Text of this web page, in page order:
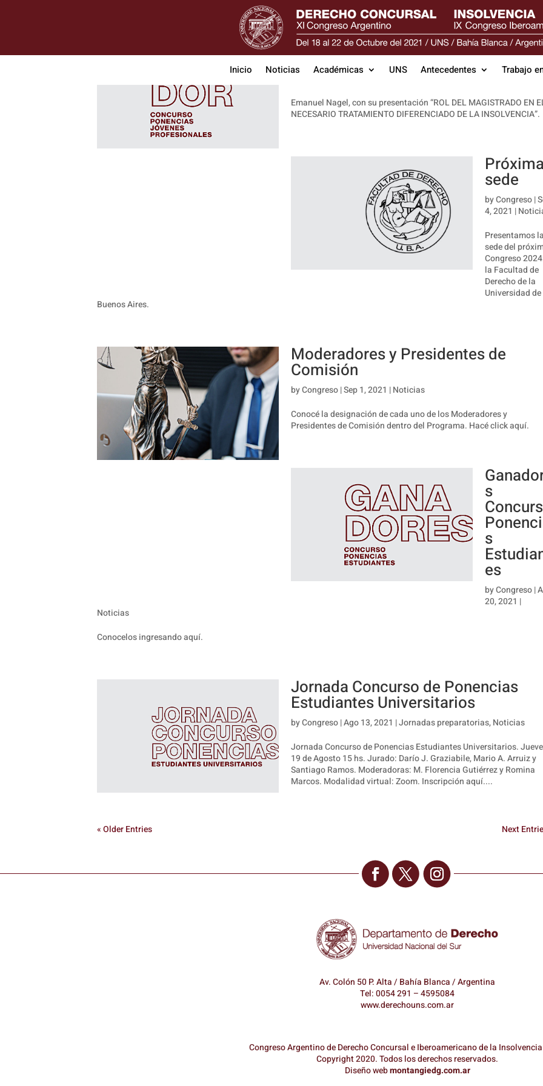
Inicio Noticias Académicas UNS Antecedentes Trabajo
Ganador Concurso Ponencias
Jóvenes Profesionales
Emanuel Nagel, con su presentación “ROL DEL MAGISTRADO EN
NECESARIO TRATAMIENTO DIFERENCIADO DE LA INSOLVENCIA”.
Próxima
sede
byCongreso|
4, 2021 |
Presentamos la
sede del
Congreso
la Facultad de
Derecho de la
Universidad de
Buenos Aires.
Moderadores y Presidentes de
Comisión
byCongreso|Sep 1, 2021 |Noticias
Conocé la designación de cada uno de los Moderadores y
Presidentes de Comisión dentro del Programa. Hacé click aquí.
s
s
es
byCongreso|
20, 2021 |
Noticias
Conocelos ingresando aquí.
Jornada Concurso de Ponencias
Estudiantes Universitarios
byCongreso|Ago 13, 2021 |Jornadas preparatorias,Noticias
Jornada Concurso de Ponencias Estudiantes Universitarios.
19 de Agosto 15 hs. Jurado: Darío J. Graziabile, Mario A. Arruiz y
Santiago Ramos. Moderadoras: M. Florencia Gutiérrez y Romina
Marcos. Modalidad virtual: Zoom. Inscripción aquí....
« Older Entries Next
Av. Colón 50 P. Alta / Bahía Blanca / Argentina
Tel: 0054 291 – 4595084
www.derechouns.com.ar
Congreso Argentino de Derecho Concursal e Iberoamericano de la
Copyright 2020. Todos los derechos reservados.
Diseño webmontangiedg.com.ar